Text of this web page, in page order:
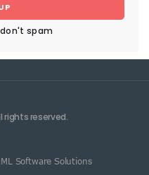
spam
rights reserved.
Software Solutions